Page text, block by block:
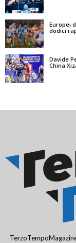
Europei
dodici
Davide
China